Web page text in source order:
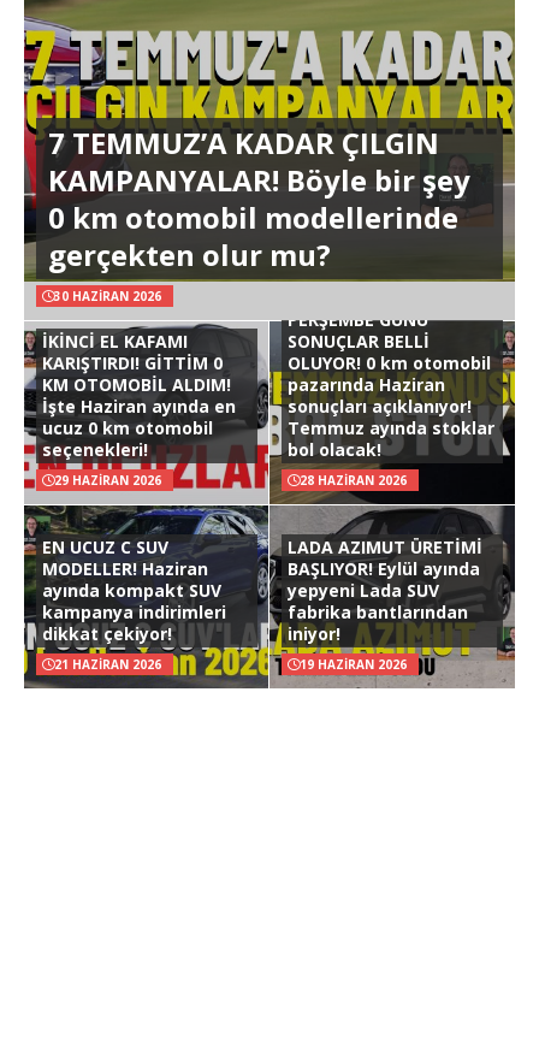
7 TEMMUZ’A KADAR ÇILGIN
KAMPANYALAR! Böyle bir şey
0 km otomobil modellerinde
gerçekten olur mu?
30 HAZIRAN 2026
İKİNCİ EL KAFAMI
KARIŞTIRDI! GİTTİM 0
KM OTOMOBİL ALDIM!
İşte Haziran ayında en
ucuz 0 km otomobil
seçenekleri!
29 HAZIRAN 2026
PERŞEMBE GÜNÜ
SONUÇLAR BELLİ
OLUYOR! 0 km otomobil
pazarında Haziran
sonuçları açıklanıyor!
Temmuz ayında stoklar
bol olacak!
28 HAZIRAN 2026
EN UCUZ C SUV
MODELLER! Haziran
ayında kompakt SUV
kampanya indirimleri
dikkat çekiyor!
21 HAZIRAN 2026
LADA AZIMUT ÜRETİMİ
BAŞLIYOR! Eylül ayında
yepyeni Lada SUV
fabrika bantlarından
iniyor!
19 HAZIRAN 2026